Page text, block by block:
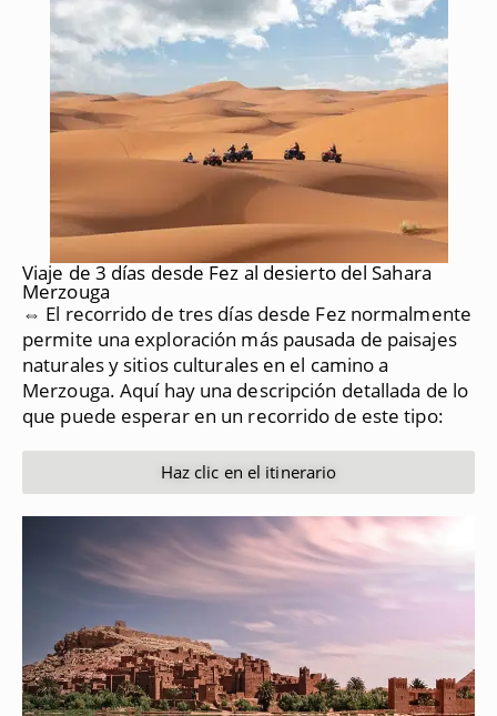
Viaje de 3 días desde Fez al desierto del Sahara
Merzouga
⇔ El recorrido de tres días desde Fez normalmente
permite una exploración más pausada de paisajes
naturales y sitios culturales en el camino a
Merzouga. Aquí hay una descripción detallada de lo
que puede esperar en un recorrido de este tipo:
Haz clic en el itinerario